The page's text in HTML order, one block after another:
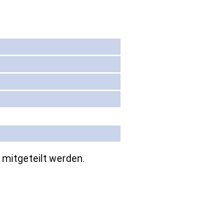
mitgeteilt werden.